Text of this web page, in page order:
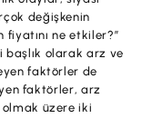
değişkenin
ne etkiler?”
başlık olarak arz ve
faktörler de
faktörler, arz
üzere iki